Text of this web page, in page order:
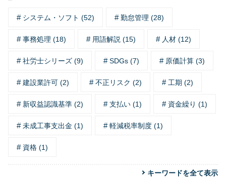
システム・ソフト (52) 勤怠管理 (28)
事務処理 (18) 用語解説 (15) 人材 (12)
社労士シリーズ (9) SDGs (7) 原価計算 (3)
建設業許可 (2) 不正リスク (2) 工期 (2)
新収益認識基準 (2) 支払い (1) 資金繰り (1)
未成工事支出金 (1) 軽減税率制度 (1)
資格 (1)
キーワードを全て表示